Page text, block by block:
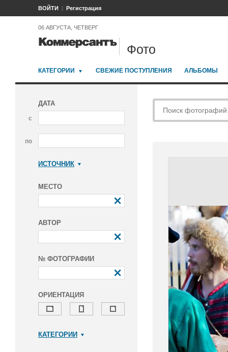
ВОЙТИ Регистрация
06 АВГУСТА, ЧЕТВЕРГ
Фото
КАТЕГОРИИ СВЕЖИЕ ПОСТУПЛЕНИЯ АЛЬБОМЫ
ДАТА
с
по
ИСТОЧНИК
МЕСТО
АВТОР
№ ФОТОГРАФИИ
ОРИЕНТАЦИЯ
КАТЕГОРИИ